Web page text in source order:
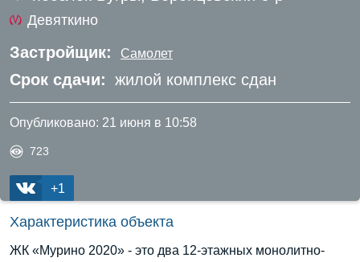
Девяткино
Застройщик: Самолет
Срок сдачи: жилой комплекс сдан
Опубликовано: 21 июня в 10:58
723
+1
Характеристика объекта
ЖК «Мурино 2020» - это два 12-этажных монолитно-